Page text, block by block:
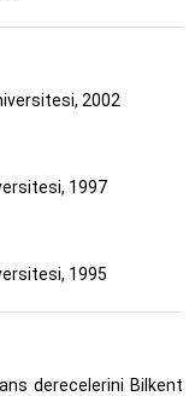
2002
1997
1995
derecelerini Bilkent